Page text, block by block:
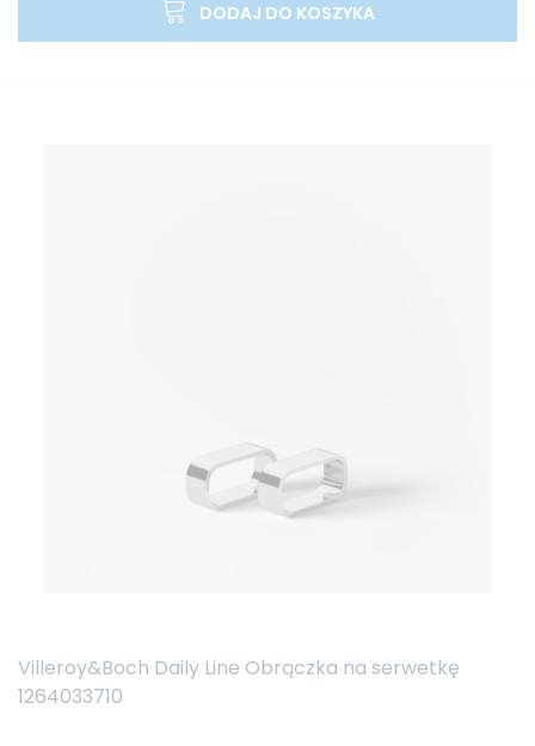
DODAJ DO KOSZYKA
Villeroy&Boch Daily Line Obrączka na serwetkę
1264033710